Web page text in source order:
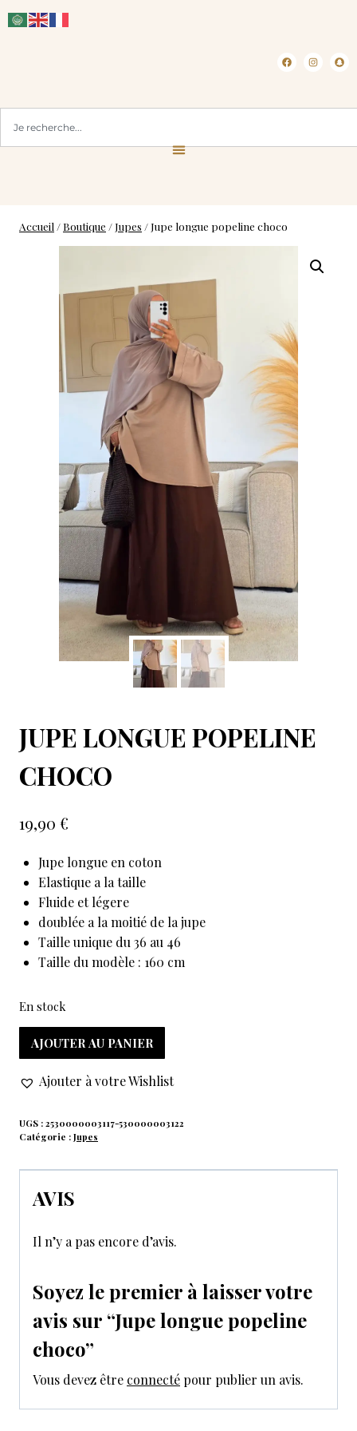
CLICK & COLLECT ( BLOIS 41 )
Accueil /Boutique /Jupes /Jupe longue popeline choco
JUPE LONGUE POPELINE
CHOCO
19,90 €
Jupe longue en coton
Elastique a la taille
Fluide et légere
doublée a la moitié de la jupe
Taille unique du 36 au 46
Taille du modèle : 160 cm
En stock
AJOUTER AU PANIER
Ajouter à votre Wishlist
UGS : 2530000003117-530000003122
Catégorie : Jupes
AVIS
Il n’y a pas encore d’avis.
Soyez le premier à laisser votre
avis sur “Jupe longue popeline
choco”
Vous devez être connecté pour publier un avis.